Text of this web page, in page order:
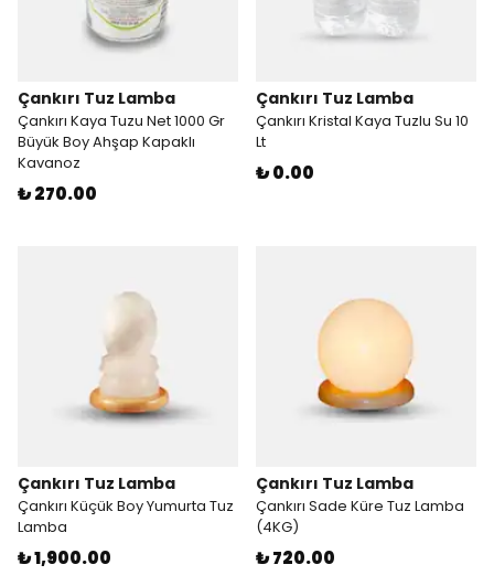
Çankırı Tuz Lamba
Çankırı Kaya Tuzu Net 1000 Gr
Büyük Boy Ahşap Kapaklı
Kavanoz
₺ 270.00
Çankırı Tuz Lamba
Çankırı Kristal Kaya Tuzlu Su 10
Lt
₺ 0.00
Çankırı Tuz Lamba
Çankırı Küçük Boy Yumurta Tuz
Lamba
₺ 1,900.00
Çankırı Tuz Lamba
Çankırı Sade Küre Tuz Lamba
(4KG)
₺ 720.00